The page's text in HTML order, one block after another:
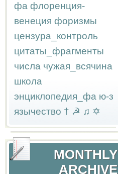
фа флоренция-
венеция форизмы
цензура_контроль
цитаты_фрагменты
числа чужая_всячина
школа
энциклопедия_фа ю-з
язычество † ☭ ♫ ✡
MONTHLY
ARCHIVE